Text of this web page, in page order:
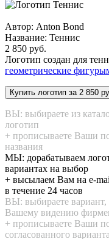
Автор: Anton Bond
Название: Теннис
2 850 руб.
Логотип создан для
геометрические фигуры
ВЫ: выбираете из
логотип
+ прописываете Ваши
названия
МЫ: дорабатываем
вариантах на выбор
+ высылаем Вам на e-
в течение 24 часов
ВЫ: выбираете вариант,
Вашему видению
+ прописываете Ваши
согласованного